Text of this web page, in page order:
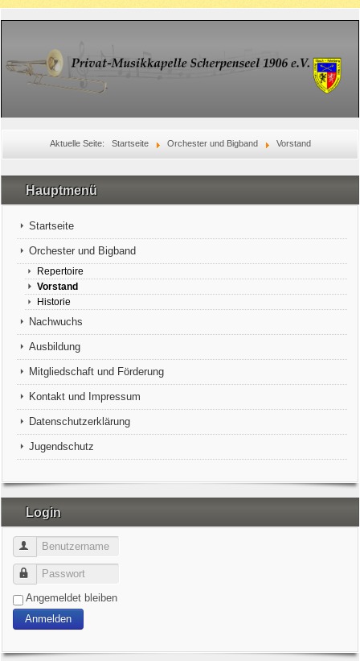
Aktuelle Seite: Startseite Orchester und Bigband Vorstand
Hauptmenü
Startseite
Orchester und Bigband
Repertoire
Vorstand
Historie
Nachwuchs
Ausbildung
Mitgliedschaft und Förderung
Kontakt und Impressum
Datenschutzerklärung
Jugendschutz
Login
Benutzername
Passwort
Angemeldet bleiben
Anmelden